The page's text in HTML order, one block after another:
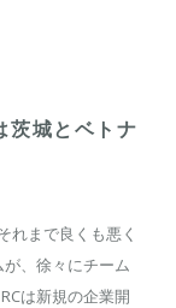
茨城とベトナ
れまで良くも悪く
、徐々にチーム
は新規の企業開